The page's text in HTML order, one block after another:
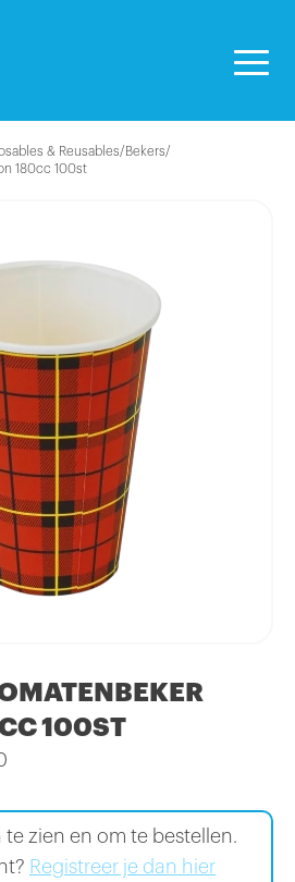
& Reusables/Bekers/
180cc 100st
100ST
zien en om te bestellen.
Registreer je dan hier